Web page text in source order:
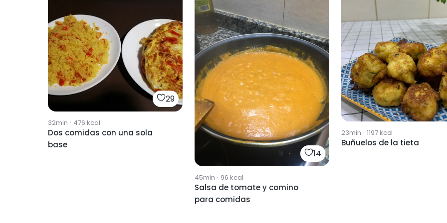
29
32min · 476 kcal
Dos comidas con una sola
base
14
45min · 96 kcal
Salsa de tomate y comino
para comidas
23min · 1197kcal
Buñuelos de la tieta